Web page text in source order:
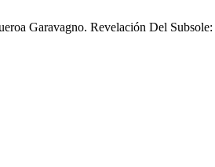
Garavagno. Revelación Del